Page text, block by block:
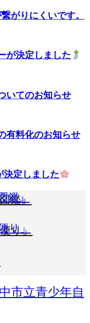
がりにくいです。
が決定しました
いてのお知らせ
有料化のお知らせ
決定しました
鑑』
り」